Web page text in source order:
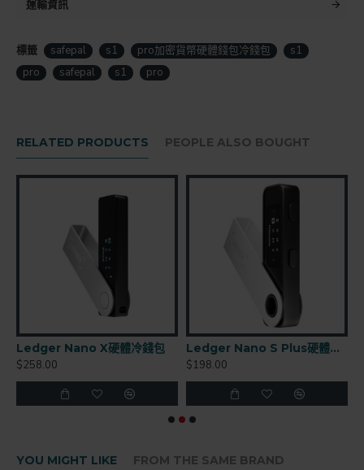
運輸資訊
標籤 safepal s1 pro加密貨幣硬體錢包冷錢包
s1
pro
safepal s1 pro
RELATED PRODUCTS PEOPLE ALSO BOUGHT
Ledger Nano X硬體冷錢包
$258.00
Ledger Nano S Plus硬體錢包
$198.00
YOU MIGHT LIKE FROM THE SAME BRAND